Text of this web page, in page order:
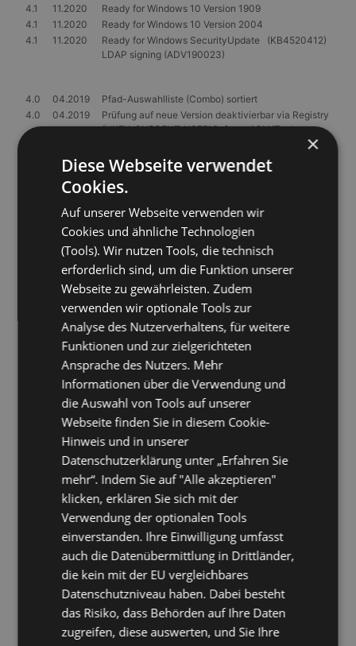
4.1
11.2020
Ready for Windows 10 Version 1909
4.1
11.2020
Ready for Windows 10 Version 2004
4.1
11.2020
Ready for Windows SecurityUpdate (KB4520412)
LDAP signing (ADV190023)
4.0 04.2019
Pfad-Auswahlliste (Combo) sortiert
4.0
04.2019
Prüfung auf neue Version deaktivierbar via Registry
(HKEY_CURRENT_USER\Software\OLXTools
03.2019
Prüfung ob neue Version verfügbar (mit Anzeige der
Versionshistorie und direkter Downloadmöglichkeit)
03.2019
Ready for Exchange 2019 CU-1 (KB4471391)
04.2019
Ready for Exchange 2019 CU-1 SecurityUpdate
(KB4487563)
03.2019
Ready for Exchange 2019 SecurityUpdate
(KB4471389)
03.2019
Ready for Exchange 2016 CU-11 (KB4134118)
03.2019
Ready for Exchange 2016 CU-11 SecurityUpdate
(KB4471389)
03.2019
Ready for Exchange 2016 CU-12 (KB4471392)
04.2019
Ready for Exchange 2016 CU-12 SecurityUpdate
(KB4487563)
03.2019
Ready for Exchange 2013 CU-21 SecurityUpdate
(KB4471389)
03.2019
Ready for Exchange 2013 CU-22 (KB4345836)
04.2019
Ready for Exchange 2013 CU-22 SecurityUpdate
(KB4487563)
04.2019
Ready for Exchange 2010 SP3 RU-27
(KB4491413)
03.2019
Ready for Exchange 2010 SP3-RU26
(KB4487052)
03.2019
Ready for Outlook 2019 March 2019
03.2019
Ready for Outlook 2016 March 2019 (KB4462196)
Ready for Outlook 2013 March 2019
(KB4462206)
03.2019 Ready for Outlook 2010 March 2019 (KB4462229)
11.2018
Ready for Exchange 2019 (On Premise)
11.2018
Ready for Outlook 2019
11.2018
Ready for Outlook 2019 October 2018
×
Diese Webseite verwendet
Cookies.
Auf unserer Webseite verwenden wir
Cookies und ähnliche Technologien
(Tools). Wir nutzen Tools, die technisch
erforderlich sind, um die Funktion unserer
Webseite zu gewährleisten. Zudem
verwenden wir optionale Tools zur
Analyse des Nutzerverhaltens, für weitere
Funktionen und zur zielgerichteten
Ansprache des Nutzers. Mehr
Informationen über die Verwendung und
die Auswahl von Tools auf unserer
Webseite finden Sie in diesem Cookie-
Hinweis und in unserer
Datenschutzerklärung unter „Erfahren Sie
mehr“. Indem Sie auf "Alle akzeptieren"
klicken, erklären Sie sich mit der
Verwendung der optionalen Tools
einverstanden. Ihre Einwilligung umfasst
auch die Datenübermittlung in Drittländer,
die kein mit der EU vergleichbares
Datenschutzniveau haben. Dabei besteht
das Risiko, dass Behörden auf Ihre Daten
zugreifen, diese auswerten, und Sie Ihre